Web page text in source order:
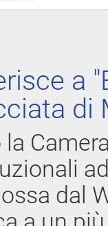
a
di
dal